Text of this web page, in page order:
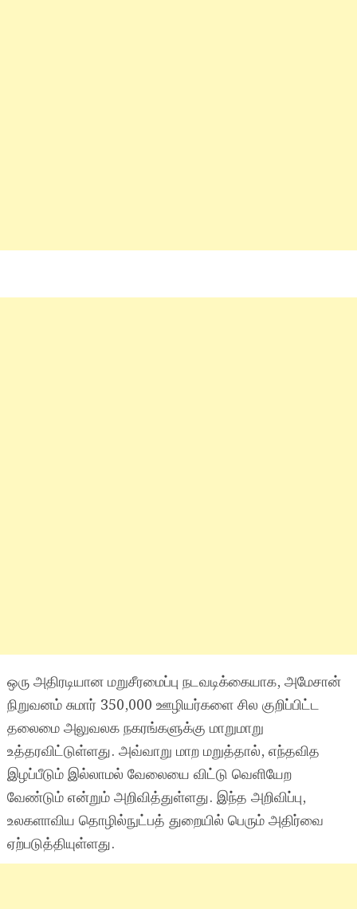
ஒரு அதிரடியான மறுசீரமைப்பு நடவடிக்கையாக, அமேசான்
நிறுவனம் சுமார் 350,000 ஊழியர்களை சில குறிப்பிட்ட
தலைமை அலுவலக நகரங்களுக்கு மாறுமாறு
உத்தரவிட்டுள்ளது. அவ்வாறு மாற மறுத்தால், எந்தவித
இழப்பீடும் இல்லாமல் வேலையை விட்டு வெளியேற
வேண்டும் என்றும் அறிவித்துள்ளது. இந்த அறிவிப்பு,
உலகளாவிய தொழில்நுட்பத் துறையில் பெரும் அதிர்வை
ஏற்படுத்தியுள்ளது.